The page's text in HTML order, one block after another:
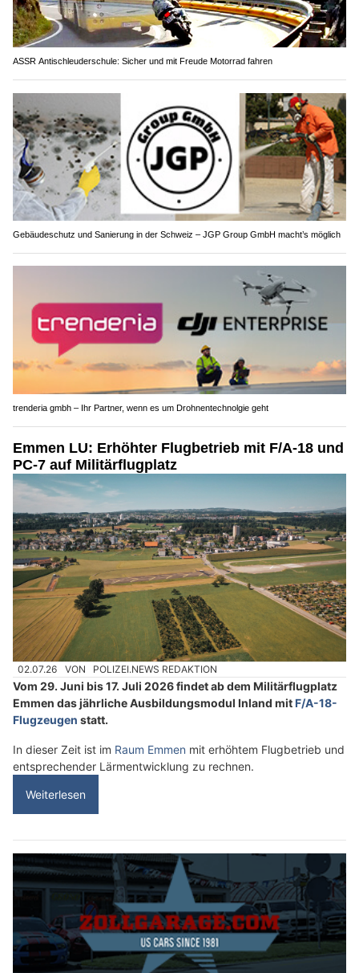
ASSR Antischleuderschule: Sicher und mit Freude Motorrad fahren
Gebäudeschutz und Sanierung in der Schweiz – JGP Group GmbH macht’s möglich
trenderia gmbh – Ihr Partner, wenn es um Drohnentechnolgie geht
Emmen LU: Erhöhter Flugbetrieb mit F/A-18 und
PC-7 auf Militärflugplatz
02.07.26 VON POLIZEI.NEWS REDAKTION
Vom 29. Juni bis 17. Juli 2026 findet ab dem Militärflugplatz
Emmen das jährliche Ausbildungsmodul Inland mitF/A-18-
Flugzeugen statt.
In dieser Zeit ist im Raum Emmen mit erhöhtem Flugbetrieb und
entsprechender Lärmentwicklung zu rechnen.
Weiterlesen